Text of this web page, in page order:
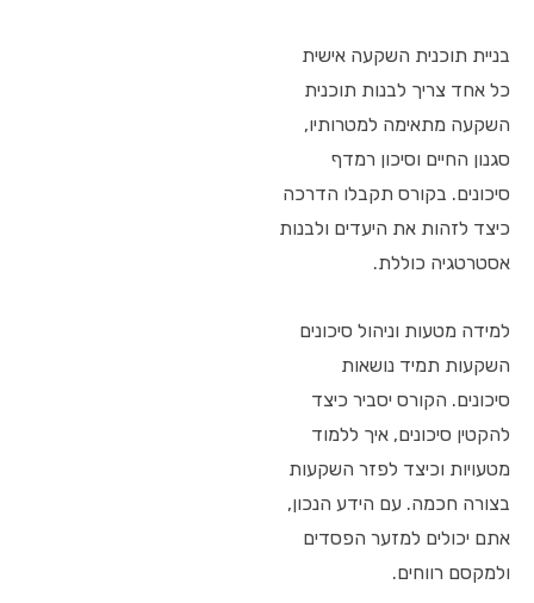
בניית תוכנית השקעה אישית
כל אחד צריך לבנות תוכנית
השקעה מתאימה למטרותיו,
סגנון החיים וסיכון רמדף
סיכונים. בקורס תקבלו הדרכה
כיצד לזהות את היעדים ולבנות
אסטרטגיה כוללת.
למידה מטעות וניהול סיכונים
השקעות תמיד נושאות
סיכונים. הקורס יסביר כיצד
להקטין סיכונים, איך ללמוד
מטעויות וכיצד לפזר השקעות
בצורה חכמה. עם הידע הנכון,
אתם יכולים למזער הפסדים
ולמקסם רווחים.